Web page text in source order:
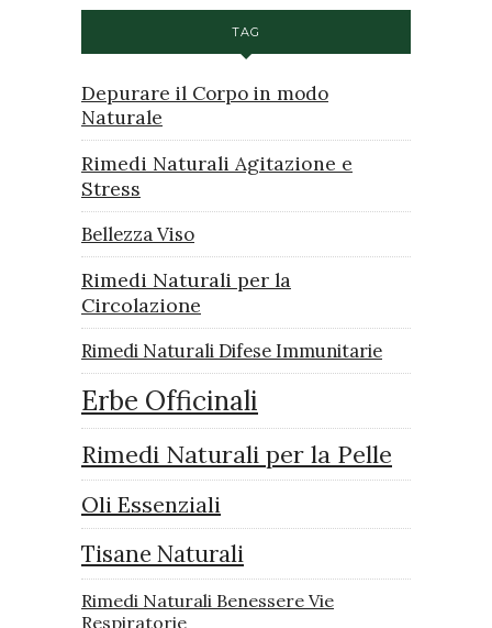
TAG
Depurare il Corpo in modo
Naturale
Rimedi Naturali Agitazione e
Stress
Bellezza Viso
Rimedi Naturali per la
Circolazione
Rimedi Naturali Difese Immunitarie
Erbe Officinali
Rimedi Naturali per la Pelle
Oli Essenziali
Tisane Naturali
Rimedi Naturali Benessere Vie
Respiratorie